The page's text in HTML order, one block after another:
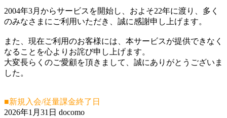
2004年3月からサービスを開始し、およそ22年に渡り、多く
のみなさまにご利用いただき、誠に感謝申し上げます。
また、現在ご利用のお客様には、本サービスが提供できなく
なることを心よりお詫び申し上げます。
大変長らくのご愛顧を頂きまして、誠にありがとうございま
した。
■新規入会/従量課金終了日
2026年1月31日 docomo